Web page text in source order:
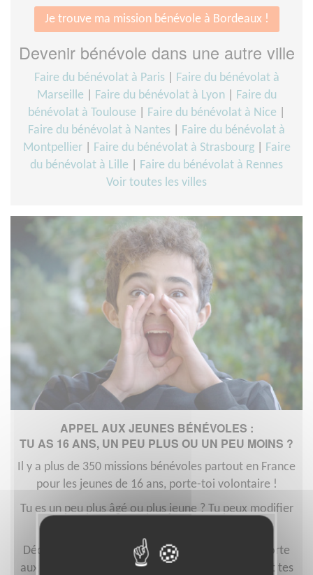
Je trouve ma mission bénévole à Bordeaux !
Devenir bénévole dans une autre ville
Faire du bénévolat à Paris|
Faire du bénévolat à
Marseille
Faire du bénévolat à Lyon|
Faire du
bénévolat à Toulouse
Faire du bénévolat à Nice
Faire du bénévolat à Nantes
Faire du bénévolat à
Montpellier| Faire du bénévolat à Strasbourg|
Faire
du bénévolat à Lille
Faire du bénévolat à Rennes
Voir toutes les villes
APPEL AUX JEUNES BÉNÉVOLES :
TU AS 16 ANS, UN PEU PLUS OU UN PEU MOINS ?
Il y a plus de 350 missions bénévoles partout en France
pour les jeunes de 16 ans, porte-toi volontaire !
Tu es un peu plus âgé ou plus jeune ? Tu peux modifier
Découvre une expérience unique et riche, et apporte
aux associations ton enthousiasme, ton énergie et tes